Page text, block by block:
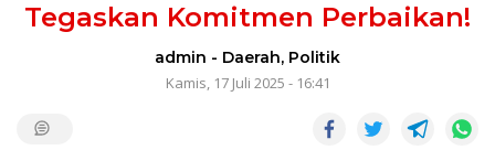
Tegaskan Komitmen Perbaikan!
admin - Daerah, Politik
Kamis, 17 Juli 2025 - 16:41